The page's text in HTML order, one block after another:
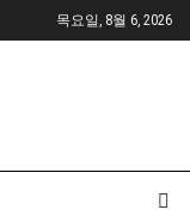
목요일, 8월 6, 2026